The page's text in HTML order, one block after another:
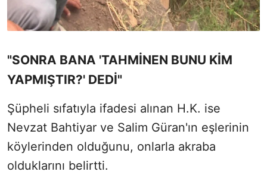
"SONRA BANA 'TAHMİNEN BUNU KİM
YAPMIŞTIR?' DEDİ"
Şüpheli sıfatıyla ifadesi alınan H.K. ise
Nevzat Bahtiyar ve Salim Güran'ın eşlerinin
köylerinden olduğunu, onlarla akraba
olduklarını belirtti.